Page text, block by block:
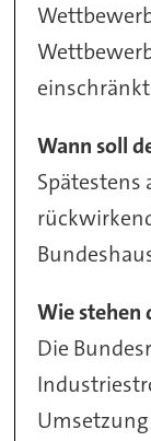
Wann soll
Spätestens
Wie stehen
Die